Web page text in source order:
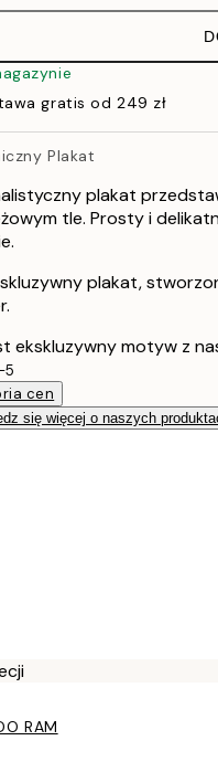
gratis od 249 zł
Plakat
plakat
tle. Prosty i
plakat,
ekskluzywny motyw z
5
cen
się więcej o naszych
RAM